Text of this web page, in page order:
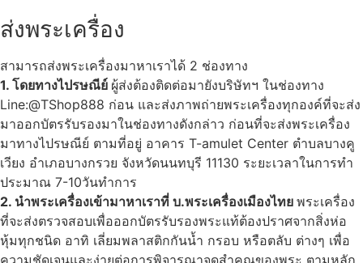
ส่งพระเครื่อง
สามารถส่งพระเครื่องมาหาเราได้ 2 ช่องทาง
1. โดยทางไปรษณีย์ ผู้ส่งต้องติดต่อมายังบริษัทฯ ในช่องทาง
Line:@TShop888 ก่อน และส่งภาพถ่ายพระเครื่องทุกองค์ที่จะส่ง
มาออกบัตรรับรองมาในช่องทางดังกล่าว ก่อนที่จะส่งพระเครื่อง
มาทางไปรษณีย์ ตามที่อยู่ อาคาร T-amulet Center ตำบลบางคู
เวียง อำเภอบางกรวย จังหวัดนนทบุรี 11130 ระยะเวลาในการทำ
ประมาณ 7-10วันทำการ
2. นำพระเครื่องเข้ามาหาเราที่ บ.พระเครื่องเมืองไทย พระเครื่อง
ที่จะส่งตรวจสอบเพื่อออกบัตรรับรองพระแท้ต้องปราศจากสิ่งห่อ
หุ้มทุกชนิด อาทิ เลี่ยมพลาสติกกันน้ำ กรอบ หรือตลับ ต่างๆ เพื่อ